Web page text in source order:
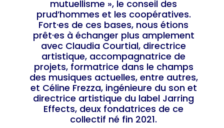
mutuellisme », le conseil des
prud’hommes et les coopératives.
Fort·es de ces bases, nous étions
prêt·es à échanger plus amplement
avec Claudia Courtial, directrice
artistique, accompagnatrice de
projets, formatrice dans le champs
des musiques actuelles, entre autres,
et Céline Frezza, ingénieure du son et
directrice artistique du label Jarring
Effects, deux fondatrices de ce
collectif né fin 2021.